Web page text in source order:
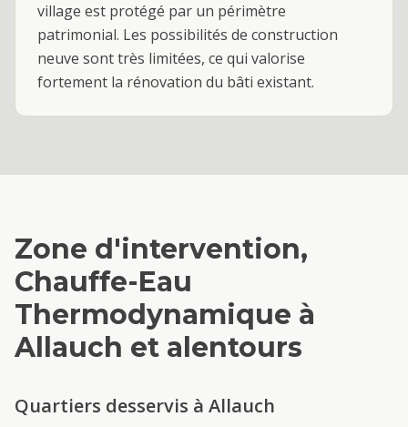
village est protégé par un périmètre
patrimonial. Les possibilités de construction
neuve sont très limitées, ce qui valorise
fortement la rénovation du bâti existant.
Zone d'intervention,
Chauffe-Eau
Thermodynamique à
Allauch et alentours
Quartiers desservis à Allauch